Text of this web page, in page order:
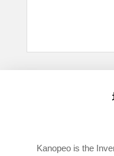
Kanopeo is the